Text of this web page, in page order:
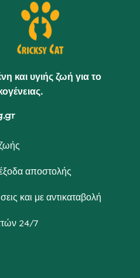
και υγιής ζωή για το
αποστολής
και με αντικαταβολή
24/7